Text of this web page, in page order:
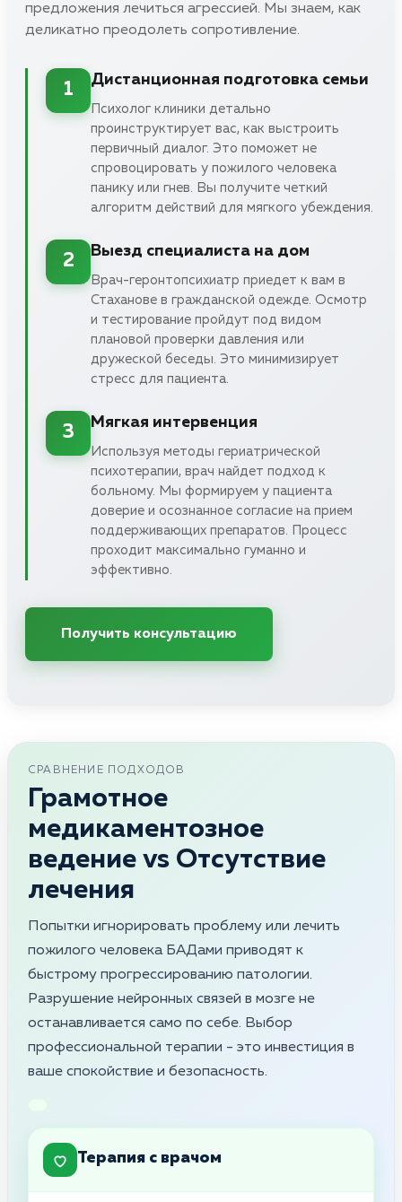
предложения лечиться агрессией. Мы знаем, как
деликатно преодолеть сопротивление.
1
Дистанционная подготовка семьи
Психолог клиники детально
проинструктирует вас, как выстроить
первичный диалог. Это поможет не
спровоцировать у пожилого человека
панику или гнев. Вы получите четкий
алгоритм действий для мягкого убеждения.
2
Выезд специалиста на дом
Врач-геронтопсихиатр приедет к вам в
Стаханове в гражданской одежде. Осмотр
и тестирование пройдут под видом
плановой проверки давления или
дружеской беседы. Это минимизирует
стресс для пациента.
3
Мягкая интервенция
Используя методы гериатрической
психотерапии, врач найдет подход к
больному. Мы формируем у пациента
доверие и осознанное согласие на прием
поддерживающих препаратов. Процесс
проходит максимально гуманно и
эффективно.
Получить консультацию
СРАВНЕНИЕ ПОДХОДОВ
Грамотное
медикаментозное
ведение vs Отсутствие
лечения
Попытки игнорировать проблему или лечить
пожилого человека БАДами приводят к
быстрому прогрессированию патологии.
Разрушение нейронных связей в мозге не
останавливается само по себе. Выбор
профессиональной терапии - это инвестиция в
ваше спокойствие и безопасность.
Терапия с врачом